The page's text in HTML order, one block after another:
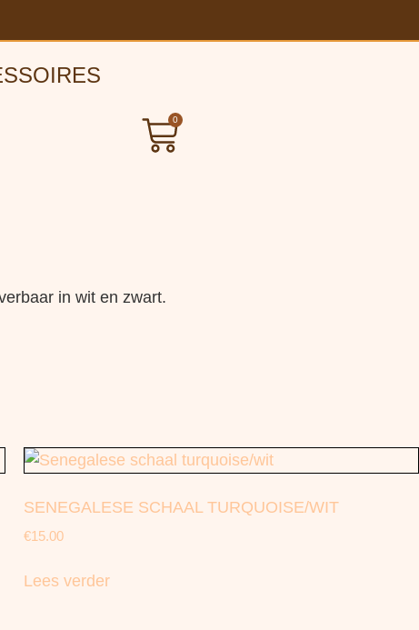
0
in wit en zwart.
SENEGALESE SCHAAL TURQUOISE/WIT
€15.00
Lees verder